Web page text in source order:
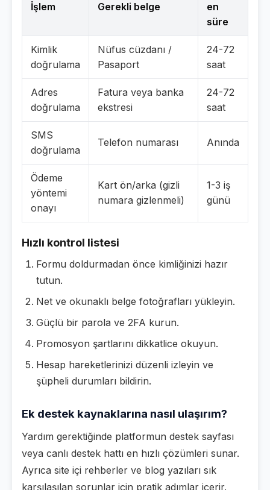
İşlem Gerekli belge
en
süre
Kimlik
doğrulama
Nüfus cüzdanı /
Pasaport
24-72
saat
Adres
doğrulama
Fatura veya banka
ekstresi
24-72
saat
SMS
doğrulama
Telefon numarası Anında
Ödeme
yöntemi
onayı
Kart ön/arka (gizli
numara gizlenmeli)
1-3 iş
günü
Hızlı kontrol listesi
Formu doldurmadan önce kimliğinizi hazır
tutun.
Net ve okunaklı belge fotoğrafları yükleyin.
Güçlü bir parola ve 2FA kurun.
Promosyon şartlarını dikkatlice okuyun.
Hesap hareketlerinizi düzenli izleyin ve
şüpheli durumları bildirin.
Ek destek kaynaklarına nasıl ulaşırım?
Yardım gerektiğinde platformun destek sayfası
veya canlı destek hattı en hızlı çözümleri sunar.
Ayrıca site içi rehberler ve blog yazıları sık
karşılaşılan sorunlar için pratik adımlar içerir.